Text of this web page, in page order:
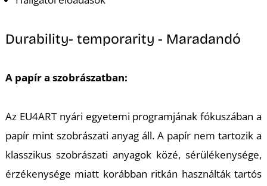
Durability- temporarity - Maradandó
A papír a szobrászatban:
Az EU4ART nyári egyetemi programjának fókuszában a
papír mint szobrászati anyag áll. A papír nem tartozik a
klasszikus szobrászati anyagok közé, sérülékenysége,
érzékenysége miatt korábban ritkán használták tartós